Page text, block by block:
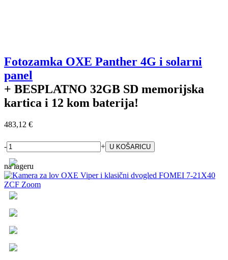
Fotozamka OXE Panther 4G i solarni
panel
+ BESPLATNO 32GB SD memorijska
kartica i 12 kom baterija!
483,12 €
- +
na lageru